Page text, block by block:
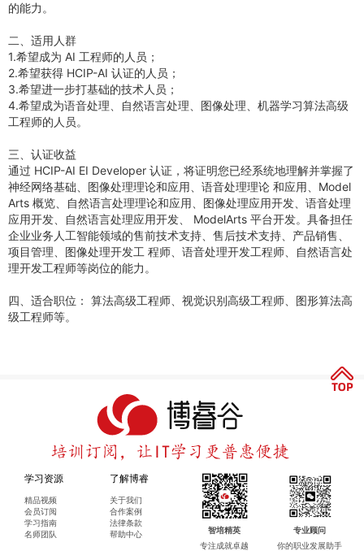
的能力。
二、适用人群
1.希望成为 AI 工程师的人员；
2.希望获得 HCIP-AI 认证的人员；
3.希望进一步打基础的技术人员；
4.希望成为语音处理、自然语言处理、图像处理、机器学习算法高级
工程师的人员。
三、认证收益
通过 HCIP-AI EI Developer 认证，将证明您已经系统地理解并掌握了
神经网络基础、图像处理理论和应用、语音处理理论 和应用、Model
Arts 概览、自然语言处理理论和应用、图像处理应用开发、语音处理
应用开发、自然语言处理应用开发、 ModelArts 平台开发。具备担任
企业业务人工智能领域的售前技术支持、售后技术支持、产品销售、
项目管理、图像处理开发工 程师、语音处理开发工程师、自然语言处
理开发工程师等岗位的能力。
四、适合职位： 算法高级工程师、视觉识别高级工程师、图形算法高
级工程师等。
学习资源
精品视频
会员订阅
学习指南
名师团队
了解博睿
关于我们
合作案例
法律条款
帮助中心
智培精英
专注成就卓越
专业顾问
你的职业发展助手